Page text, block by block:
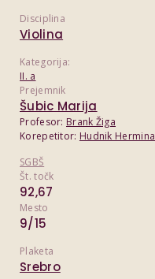
Disciplina
Violina
Kategorija:
II. a
Prejemnik
Šubic Marija
Profesor: Brank Žiga
Korepetitor: Hudnik Hermina
SGBŠ
Št. točk
92,67
Mesto
9/15
Plaketa
Srebro